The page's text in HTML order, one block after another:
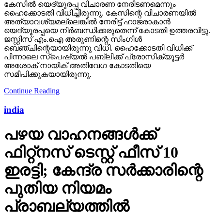
കേസില്‍ യെദ്യൂരപ്പ വിചാരണ നേരിടണമെന്നും
ഹൈക്കോടതി വിധിച്ചിരുന്നു. കേസിന്റെ വിചാരണയില്‍
അത്യാവശ്യമല്ലെങ്കില്‍ നേരിട്ട് ഹാജരാകാന്‍
യെദ്യൂരപ്പയെ നിര്‍ബന്ധിക്കരുതെന്ന് കോടതി ഉത്തരവിട്ടു.
ജസ്റ്റിസ് എം.ഐ അരുണിന്റെ സിംഗിള്‍
ബെഞ്ചിന്റെയായിരുന്നു വിധി. ഹൈക്കോടതി വിധിക്ക്
പിന്നാലെ സ്‌പെഷ്യല്‍ പബ്ലിക്ക് പ്രോസിക്യൂട്ടര്‍
അശോക് നായിക് അതിവേഗ കോടതിയെ
സമീപിക്കുകയായിരുന്നു.
Continue Reading
india
പഴയ വാഹനങ്ങള്‍ക്ക്
ഫിറ്റ്‌നസ് ടെസ്റ്റ് ഫീസ് 10
ഇരട്ടി; കേന്ദ്ര സര്‍ക്കാരിന്റെ
പുതിയ നിയമം
പ്രാബല്യത്തില്‍